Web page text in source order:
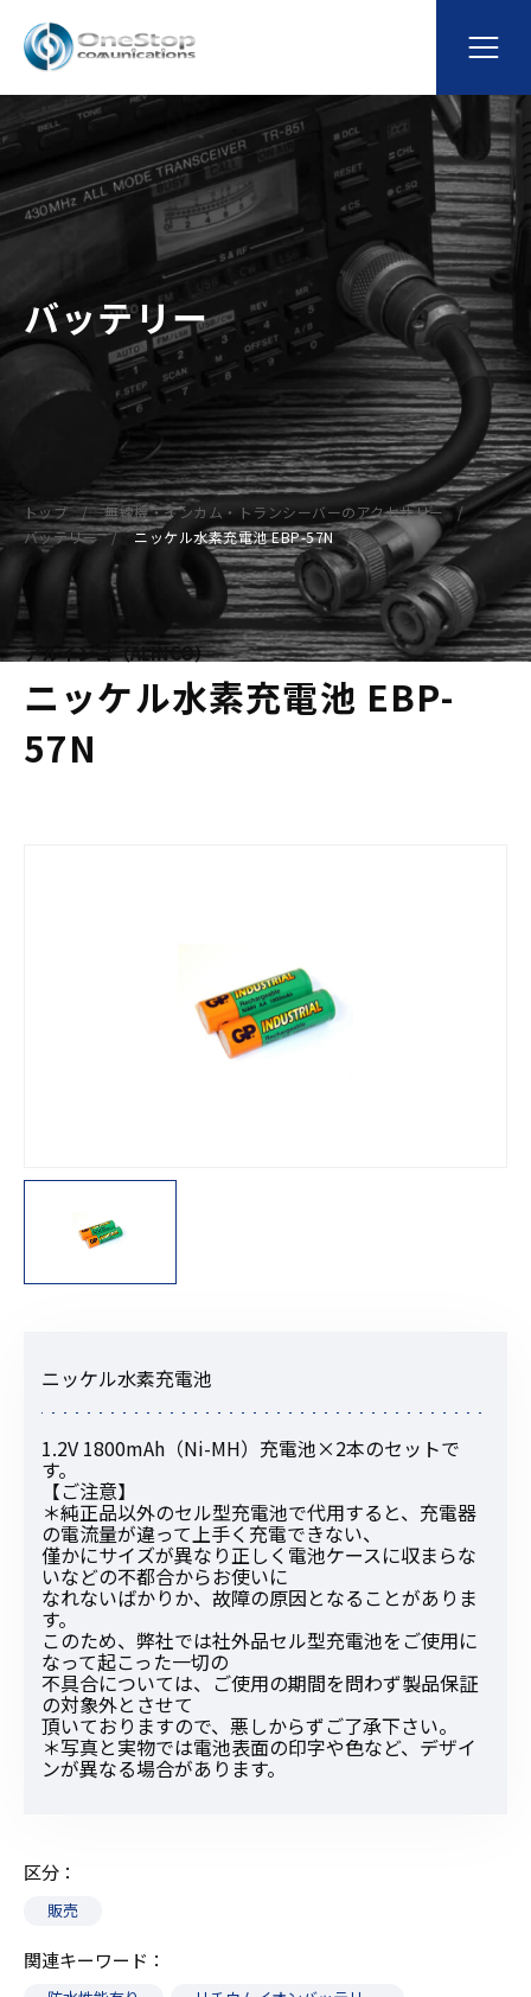
バッテリー
トップ
無線機・インカム・トランシーバーのアクセサリー
バッテリー
ニッケル水素充電池 EBP-57N
アルインコ（ALINCO）
ニッケル水素充電池 EBP-
57N
ニッケル水素充電池
1.2V 1800mAh（Ni-MH）充電池×2本のセットで
す。
【ご注意】
＊純正品以外のセル型充電池で代用すると、充電器
の電流量が違って上手く充電できない、
僅かにサイズが異なり正しく電池ケースに収まらな
いなどの不都合からお使いに
なれないばかりか、故障の原因となることがありま
す。
このため、弊社では社外品セル型充電池をご使用に
なって起こった一切の
不具合については、ご使用の期間を問わず製品保証
の対象外とさせて
頂いておりますので、悪しからずご了承下さい。
＊写真と実物では電池表面の印字や色など、デザイ
ンが異なる場合があります。
区分
販売
関連キーワード